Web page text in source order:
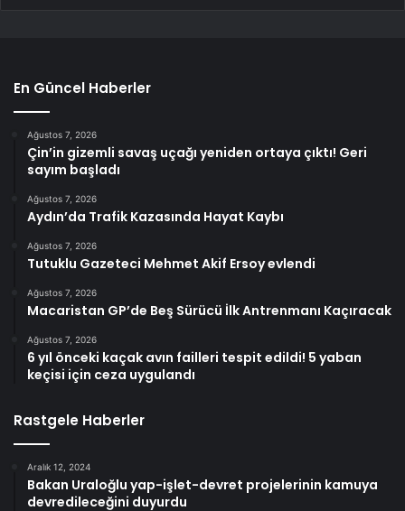
En Güncel Haberler
Ağustos 7, 2026
Çin’in gizemli savaş uçağı yeniden ortaya çıktı! Geri
sayım başladı
Ağustos 7, 2026
Aydın’da Trafik Kazasında Hayat Kaybı
Ağustos 7, 2026
Tutuklu Gazeteci Mehmet Akif Ersoy evlendi
Ağustos 7, 2026
Macaristan GP’de Beş Sürücü İlk Antrenmanı Kaçıracak
Ağustos 7, 2026
6 yıl önceki kaçak avın failleri tespit edildi! 5 yaban
keçisi için ceza uygulandı
Rastgele Haberler
Aralık 12, 2024
Bakan Uraloğlu yap-işlet-devret projelerinin kamuya
devredileceğini duyurdu